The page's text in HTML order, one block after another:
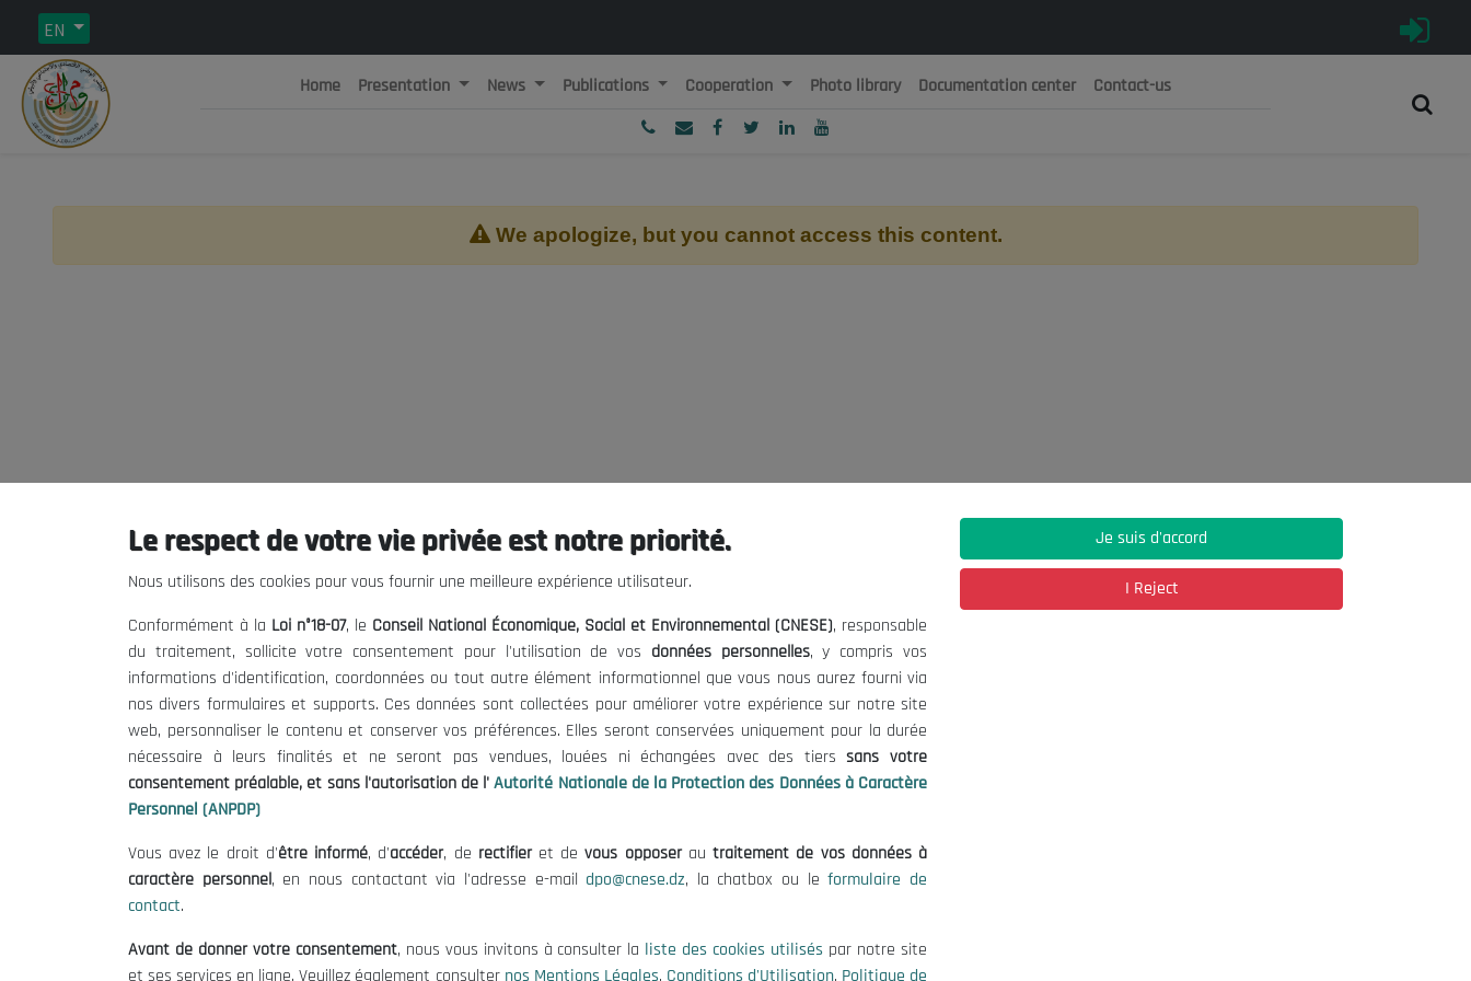
EN
République Algérienne Démocratique et Populaire الجزائرية الديمقراطية الشعبية
Home Presentation News Publications Cooperation Photo library Documentation center Contact-us
We apologize, but you cannot access this content.
THE NESEC
The President
Organisation
Publications
Useful Informations
Legal Notices
Terms of Use
Data Protection Policy
Cookie Policy
contact@cnese.dz
Suggestions or Initiatives?
Newsletter
Inscrivez-vous, soyez le premier à découvrir
nos dernières nouvelles.
Address
03, Rue Hassane Ibn Naamane Les Vergers
Follow Us!
© 2026 National Economic, Social and Environmental Council (NESC)
Le respect de votre vie privée est notre priorité.
Nous utilisons des cookies pour vous fournir une meilleure expérience utilisateur.
Conformément à la Loi n°18-07, le Conseil National Économique, Social et Environnemental (CNESE), responsable
du traitement, sollicite votre consentement pour l'utilisation de vos données personnelles, y compris vos
informations d'identification, coordonnées ou tout autre élément informationnel que vous nous aurez fourni via
nos divers formulaires et supports. Ces données sont collectées pour améliorer votre expérience sur notre site
web, personnaliser le contenu et conserver vos préférences. Elles seront conservées uniquement pour la durée
nécessaire à leurs finalités et ne seront pas vendues, louées ni échangées avec des tierssans votre
consentement préalable, et sans l'autorisation de l' Autorité Nationale de la Protection des Données à Caractère
Personnel (ANPDP)
Vous avez le droit d'être informé, d'accéder, de rectifieret devous opposerautraitement de vos données à
caractère personnel, en nous contactant via l'adresse e-mail dpo@cnese.dz, la chatbox ou leformulaire de
contact.
Avant de donner votre consentement, nous vous invitons à consulter la liste des cookies utilisés par notre site
et ses services en ligne. Veuillez également consulter nos Mentions Légales, Conditions d'Utilisation, Politique de
Je suis d'accord
I Reject